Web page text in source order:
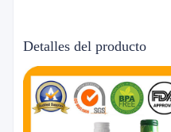
Detalles del producto